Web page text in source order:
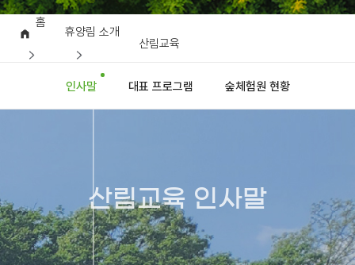
홈
휴양림 소개
산림교육
인사말 대표 프로그램 숲체험원 현황
산림교육 인사말